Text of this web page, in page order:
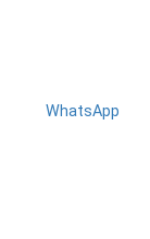
WhatsApp